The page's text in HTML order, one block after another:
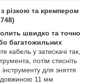
різкою та кремпером
швидко та точно
багатожильних
кабель у затискачі так,
потім стисніть
для зняття
довжиною 11 мм